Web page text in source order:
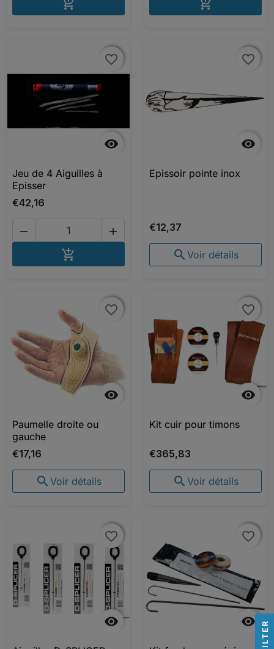
 

favorite_border
favorite_border
Jeu de 4 Aiguilles à
Episser
€42,16
 
 AJOUTER AU PANIER

favorite_border
favorite_border
Epissoir pointe inox
€12,37
 Voir détails

favorite_border
favorite_border
Paumelle droite ou
gauche
€17,16
 Voir détails

favorite_border
favorite_border
Kit cuir pour timons
€365,83
 Voir détails

favorite_border
favorite_border

favorite_border
favorite_border
R